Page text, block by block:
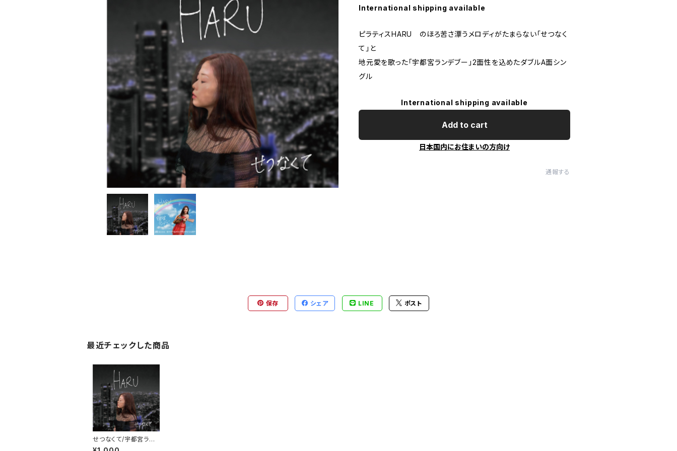
International shipping available
ピラティスHARU のほろ苦さ漂うメロディがたまらない「せつなく
て」と
地元愛を歌った「宇都宮ランデブー」2面性を込めたダブルA面シン
グル
International shipping available
Add to cart
日本国内にお住まいの方向け
通報する
保存 シェア LINE ポスト
最近チェックした商品
せつなくて/宇都宮ラン
デブー